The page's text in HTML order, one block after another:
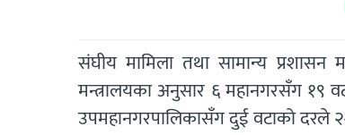
संघीय मामिला तथा सामान्य
मन्त्रालयका अनुसार ६ महानगरसँग १९
उपमहानगरपालिकासँग दुई वटाको दरले